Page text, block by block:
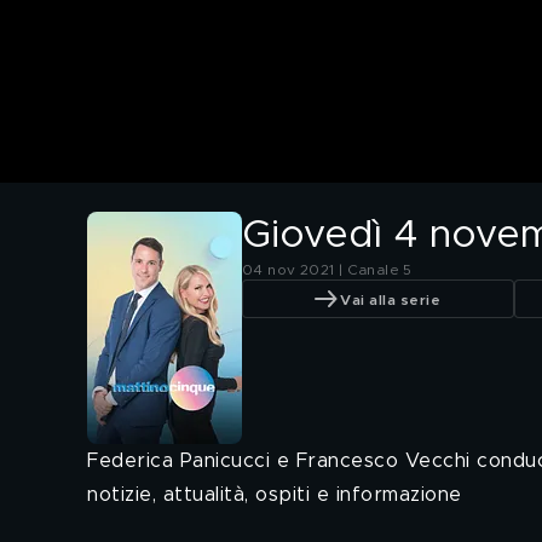
Giovedì 4
04 nov 2021 | Canale 5
Vai alla serie
Federica Panicucci e Francesco Vecchi
notizie, attualità, ospiti e informazione